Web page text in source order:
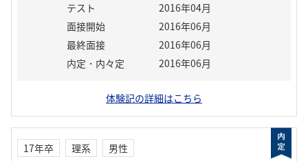
テスト
2016年04月
面接開始
2016年06月
最終面接
2016年06月
内定・内々定
2016年06月
体験記の詳細はこちら
17年卒 理系
男性